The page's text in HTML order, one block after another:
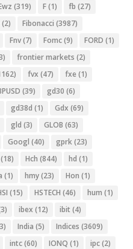
(319) F(1) fb (27)
(2) Fibonacci (3987)
Fnv(7) Fomc(9) FORD (1)
frontier markets (2)
fvx (47) fxe (1)
(39) gd30 (6)
gd38d (1) Gdx (69)
gld (3) GLOB (63)
Googl (40) gprk(23)
(18) Hch (844) hd (1)
(1) hmy(23) Hon (1)
(15) HSTECH (46) hum (1)
ibex (12) ibit (4)
India (5) Indices (3609)
intc(60) IONQ (1) ipc(2)